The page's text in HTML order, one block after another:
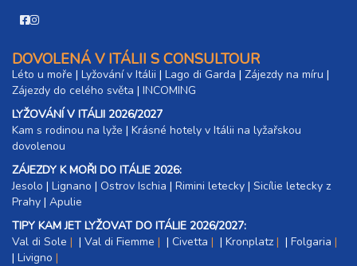
DOVOLENÁ V ITÁLII S CONSULTOUR
Léto u moře | Lyžování v Itálii | Lago di Garda | Zájezdy na míru |
Zájezdy do celého světa | INCOMING
LYŽOVÁNÍ V ITÁLII 2026/2027
Kam s rodinou na lyže |​ Krásné hotely v Itálii na lyžařskou
dovolenou
ZÁJEZDY K MOŘI DO ITÁLIE 2026:
Jesolo | Lignano | Ostrov Ischia | Rimini letecky | Sicílie letecky z
Prahy | Apulie
TIPY KAM JET LYŽOVAT DO ITÁLIE 2026/2027:
Val di Sole
| Val di Fiemme | Civetta | Kronplatz | Folgaria
| Livigno